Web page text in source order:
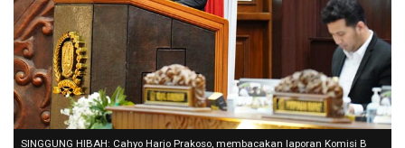
SINGGUNG HIBAH: Cahyo Harjo Prakoso, membacakan laporan Komisi B